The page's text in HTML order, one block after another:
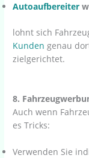
Autoaufbereiter
lohnt sich
Kunden genau
zielgerichtet.
8.
Auch wenn
es Tricks:
Verwenden Sie